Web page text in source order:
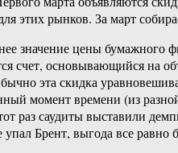
рынков. За март
значение цены
основывающийся на
эта скидка
момент времени (из
раз саудиты выставили
Брент, выгода все равно